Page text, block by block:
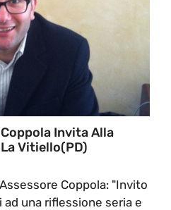
Invita Alla
Vitiello(PD)
Coppola: "Invito
una riflessione seria e